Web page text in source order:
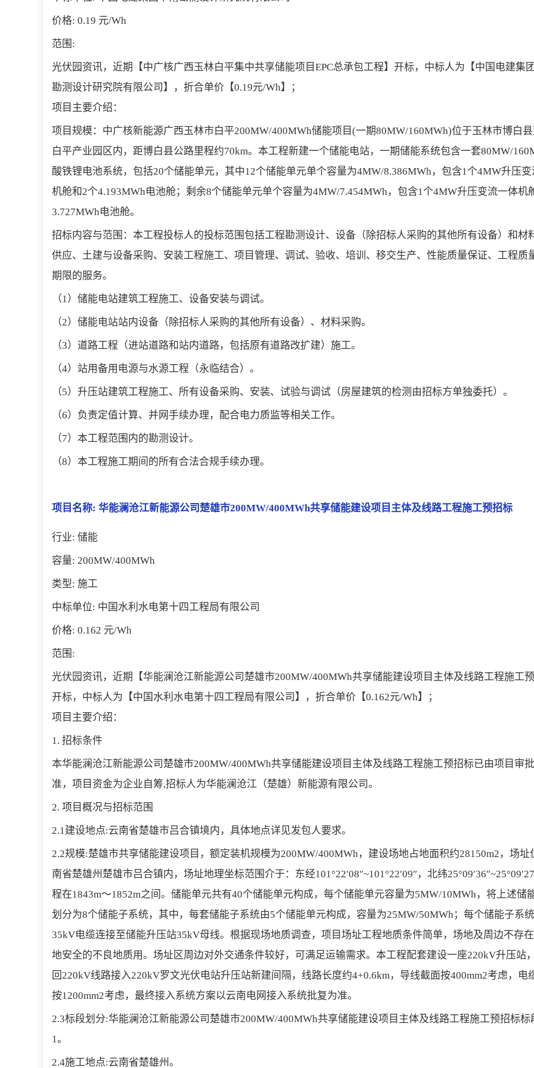
价格: 0.19 元/Wh
范围:
光伏园资讯，近期【中广核广西玉林白平集中共享储能项目EPC总承包工程】开标，中标人为【中国电建集
勘测设计研究院有限公司】，折合单价【0.19元/Wh】；
项目主要介绍：
项目规模：中广核新能源广西玉林市白平200MW/400MWh储能项目(一期80MW/160MWh)位于玉林市博白
白平产业园区内，距博白县公路里程约70km。本工程新建一个储能电站，一期储能系统包含一套80MW/
酸铁锂电池系统，包括20个储能单元，其中12个储能单元单个容量为4MW/8.386MWh，包含1个4MW升压
机舱和2个4.193MWh电池舱；剩余8个储能单元单个容量为4MW/7.454MWh，包含1个4MW升压变流一体机
3.727MWh电池舱。
招标内容与范围：本工程投标人的投标范围包括工程勘测设计、设备（除招标人采购的其他所有设备）和材
供应、土建与设备采购、安装工程施工、项目管理、调试、验收、培训、移交生产、性能质量保证、工程质
期限的服务。
（1）储能电站建筑工程施工、设备安装与调试。
（2）储能电站站内设备（除招标人采购的其他所有设备）、材料采购。
（3）道路工程（进站道路和站内道路，包括原有道路改扩建）施工。
（4）站用备用电源与水源工程（永临结合）。
（5）升压站建筑工程施工、所有设备采购、安装、试验与调试（房屋建筑的检测由招标方单独委托）。
（6）负责定值计算、并网手续办理，配合电力质监等相关工作。
（7）本工程范围内的勘测设计。
（8）本工程施工期间的所有合法合规手续办理。
项目名称: 华能澜沧江新能源公司楚雄市200MW/400MWh共享储能建设项目主体及线路工程施工预招标
行业: 储能
容量: 200MW/400MWh
类型: 施工
中标单位: 中国水利水电第十四工程局有限公司
价格: 0.162 元/Wh
范围:
光伏园资讯，近期【华能澜沧江新能源公司楚雄市200MW/400MWh共享储能建设项目主体及线路工程施工预
开标，中标人为【中国水利水电第十四工程局有限公司】，折合单价【0.162元/Wh】；
项目主要介绍：
1. 招标条件
本华能澜沧江新能源公司楚雄市200MW/400MWh共享储能建设项目主体及线路工程施工预招标已由项目审
准，项目资金为企业自筹,招标人为华能澜沧江（楚雄）新能源有限公司。
2. 项目概况与招标范围
2.1建设地点:云南省楚雄市吕合镇境内，具体地点详见发包人要求。
2.2规模:楚雄市共享储能建设项目，额定装机规模为200MW/400MWh，建设场地占地面积约28150m2，场址
南省楚雄州楚雄市吕合镇内，场址地理坐标范围介于：东经101°22′08″~101°22′09″，北纬
程在1843m～1852m之间。储能单元共有40个储能单元构成，每个储能单元容量为5MW/10MWh，将上述储
划分为8个储能子系统，其中，每套储能子系统由5个储能单元构成，容量为25MW/50MWh；每个储能子系
35kV电缆连接至储能升压站35kV母线。根据现场地质调查，项目场址工程地质条件简单，场地及周边不存
地安全的不良地质用。场址区周边对外交通条件较好，可满足运输需求。本工程配套建设一座220kV升压站
回220kV线路接入220kV罗文光伏电站升压站新建间隔，线路长度约4+0.6km，导线截面按400mm2考虑，电
按1200mm2考虑，最终接入系统方案以云南电网接入系统批复为准。
2.3标段划分:华能澜沧江新能源公司楚雄市200MW/400MWh共享储能建设项目主体及线路工程施工预招标标
1。
2.4施工地点:云南省楚雄州。